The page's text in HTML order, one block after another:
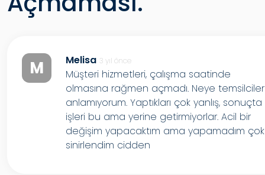
M Melisa 3 yıl önce
Müşteri hizmetleri, çalışma saatinde
olmasına rağmen açmadı. Neye temsilciler
anlamıyorum. Yaptıkları çok yanlış, sonuçta
işleri bu ama yerine getirmiyorlar. Acil bir
değişim yapacaktım ama yapamadım çok
sinirlendim cidden